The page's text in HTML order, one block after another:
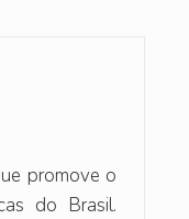
promove o
do Brasil.